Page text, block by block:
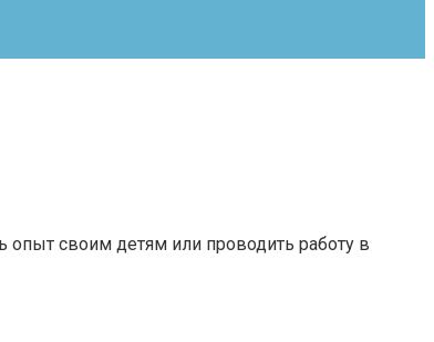
опыт своим детям или проводить работу в